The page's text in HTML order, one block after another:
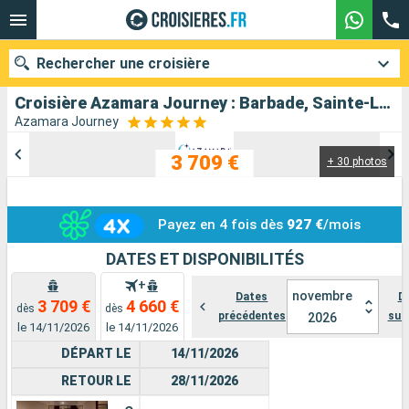
Croisière Azamara Journey : Barbade, Sainte-Lucie, Dominique, Saint-Martin, Tortola, Porto Rico, Virgin Gorda, Antigua-et-Barbuda, Martinique, Saint Vincent-et-les-Grenadines, Grenade, Trinité-et-Tobago au départ de Bridgetown
Azamara Journey
+ 30 photos
3 709 €
Payez en 4 fois dès 927 €/mois
DATES ET DISPONIBILITÉS
dès 3 709 €
le 14/11/2026
+
dès4 660 €
le 14/11/2026
Dates
précédentes
novembre
2026
DÉPART LE
RETOUR LE
14/11/2026
28/11/2026
Rechercher une croisière
Mois de départ
Ports Compagnies
Rechercher